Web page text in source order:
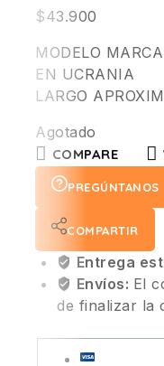
$43.900
MODELO
EN UCRANIA
LARGO
Agotado
COMPARE
PREGÚNTANOS
COMPARTIR
Entrega
Envíos: El
de finalizar la